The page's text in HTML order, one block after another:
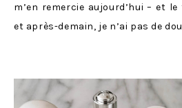
m’en remercie aujourd’hui – et
et après-demain, je n’ai pas de